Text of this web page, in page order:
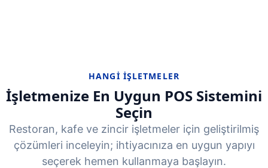
HANGI İŞLETMELER
İşletmenize En Uygun POS Sistemini
Seçin
Restoran, kafe ve zincir işletmeler için geliştirilmiş
çözümleri inceleyin; ihtiyacınıza en uygun yapıyı
seçerek hemen kullanmaya başlayın.